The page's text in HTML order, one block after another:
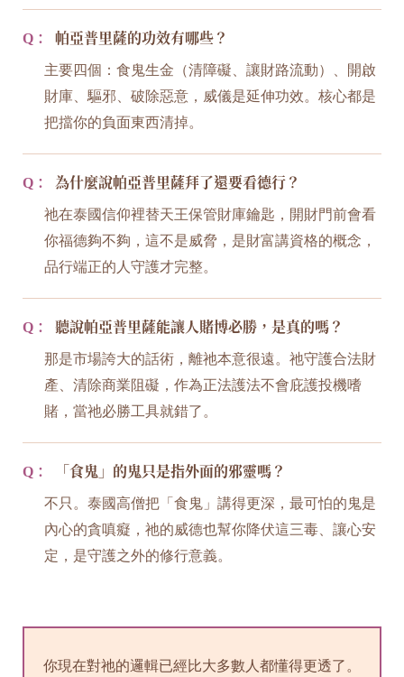
Q： 帕亞普里薩的功效有哪些？
主要四個：食鬼生金（清障礙、讓財路流動）、開啟
財庫、驅邪、破除惡意，威儀是延伸功效。核心都是
把擋你的負面東西清掉。
Q： 為什麼說帕亞普里薩拜了還要看德行？
祂在泰國信仰裡替天王保管財庫鑰匙，開財門前會看
你福德夠不夠，這不是威脅，是財富講資格的概念，
品行端正的人守護才完整。
Q： 聽說帕亞普里薩能讓人賭博必勝，是真的嗎？
那是市場誇大的話術，離祂本意很遠。祂守護合法財
產、清除商業阻礙，作為正法護法不會庇護投機嗜
賭，當祂必勝工具就錯了。
Q： 「食鬼」的鬼只是指外面的邪靈嗎？
不只。泰國高僧把「食鬼」講得更深，最可怕的鬼是
內心的貪嗔癡，祂的威德也幫你降伏這三毒、讓心安
定，是守護之外的修行意義。
你現在對祂的邏輯已經比大多數人都懂得更透了。